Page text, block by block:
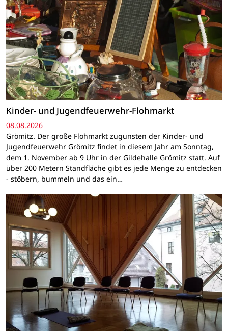
Kinder- und Jugendfeuerwehr-Flohmarkt
08.08.2026
Grömitz. Der große Flohmarkt zugunsten der Kinder- und
Jugendfeuerwehr Grömitz findet in diesem Jahr am Sonntag,
dem 1. November ab 9 Uhr in der Gildehalle Grömitz statt. Auf
über 200 Metern Standfläche gibt es jede Menge zu entdecken
- stöbern, bummeln und das ein…